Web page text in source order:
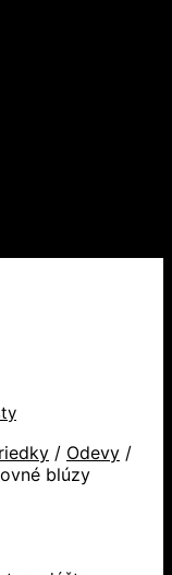
/ Odevy /
blúzy